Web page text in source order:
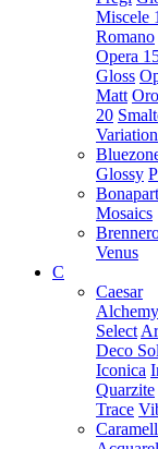
Miscele
Romano
Opera
Gloss
Matt Oro
20
Glossy
Mosaics
Venus
C
Caesar
Alchemy
Select
Deco
Iconica
Quarzite
Trace